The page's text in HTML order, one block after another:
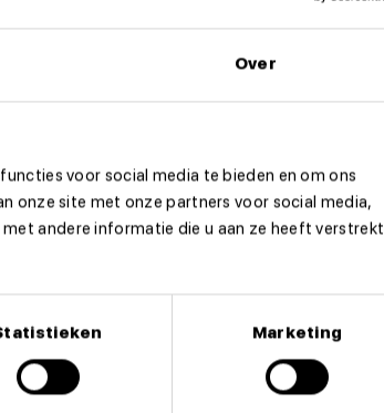
Over
voor social media te bieden en om ons
onze site met onze partners voor social media,
andere informatie die u aan ze heeft verstrekt
Marketing